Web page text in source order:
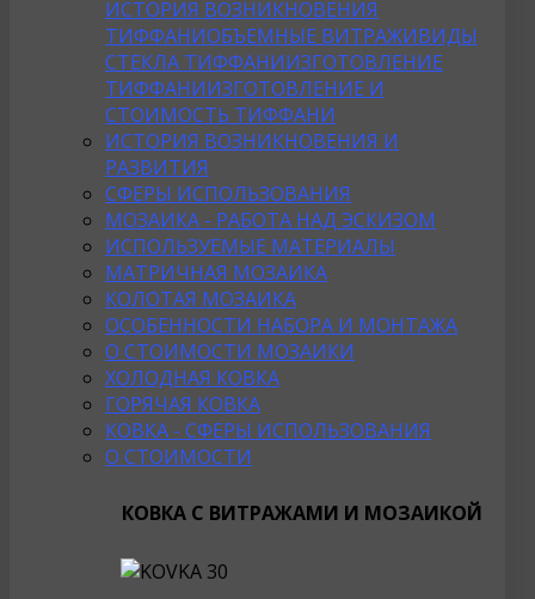
ИСТОРИЯ ВОЗНИКНОВЕНИЯ
ТИФФАНИОБЪЕМНЫЕ ВИТРАЖИВИДЫ
СТЕКЛА ТИФФАНИИЗГОТОВЛЕНИЕ
ТИФФАНИИЗГОТОВЛЕНИЕ И
СТОИМОСТЬ ТИФФАНИ
ИСТОРИЯ ВОЗНИКНОВЕНИЯ И
РАЗВИТИЯ
СФЕРЫ ИСПОЛЬЗОВАНИЯ
МОЗАИКА - РАБОТА НАД ЭСКИЗОМ
ИСПОЛЬЗУЕМЫЕ МАТЕРИАЛЫ
МАТРИЧНАЯ МОЗАИКА
КОЛОТАЯ МОЗАИКА
ОСОБЕННОСТИ НАБОРА И МОНТАЖА
О СТОИМОСТИ МОЗАИКИ
ХОЛОДНАЯ КОВКА
ГОРЯЧАЯ КОВКА
КОВКА - СФЕРЫ ИСПОЛЬЗОВАНИЯ
О СТОИМОСТИ
КОВКА С ВИТРАЖАМИ И МОЗАИКОЙ